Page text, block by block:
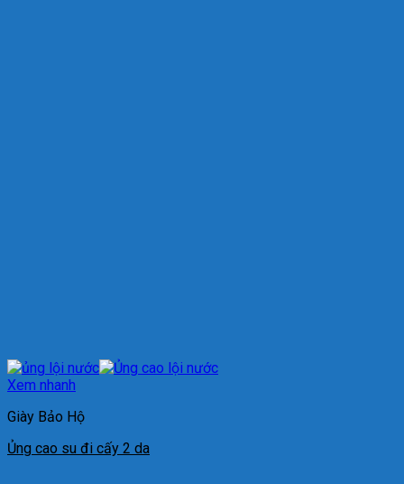
Xem nhanh
Giày Bảo Hộ
Ủng cao su đi cấy 2 da